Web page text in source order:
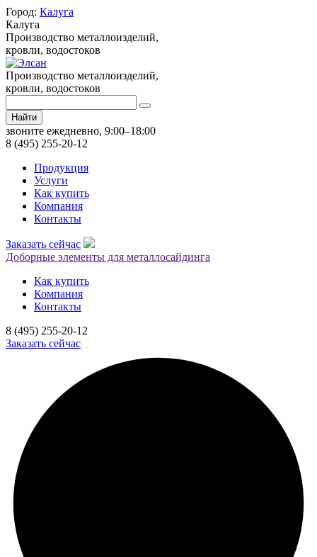
Город: Калуга
Калуга
Производство металлоизделий,
кровли, водостоков
Производство металлоизделий,
кровли, водостоков
Найти
звоните ежедневно, 9:00–18:00
8 (495) 255-20-12
Продукция
Услуги
Как купить
Компания
Контакты
Заказать сейчас
Доборные элементы для металлосайдинга
Как купить
Компания
Контакты
8 (495) 255-20-12
Заказать сейчас